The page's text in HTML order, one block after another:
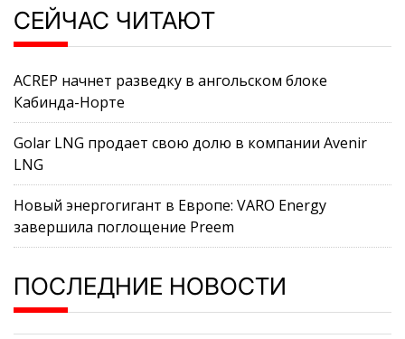
СЕЙЧАС ЧИТАЮТ
ACREP начнет разведку в ангольском блоке
Кабинда-Норте
Golar LNG продает свою долю в компании Avenir
LNG
Новый энергогигант в Европе: VARO Energy
завершила поглощение Preem
ПОСЛЕДНИЕ НОВОСТИ